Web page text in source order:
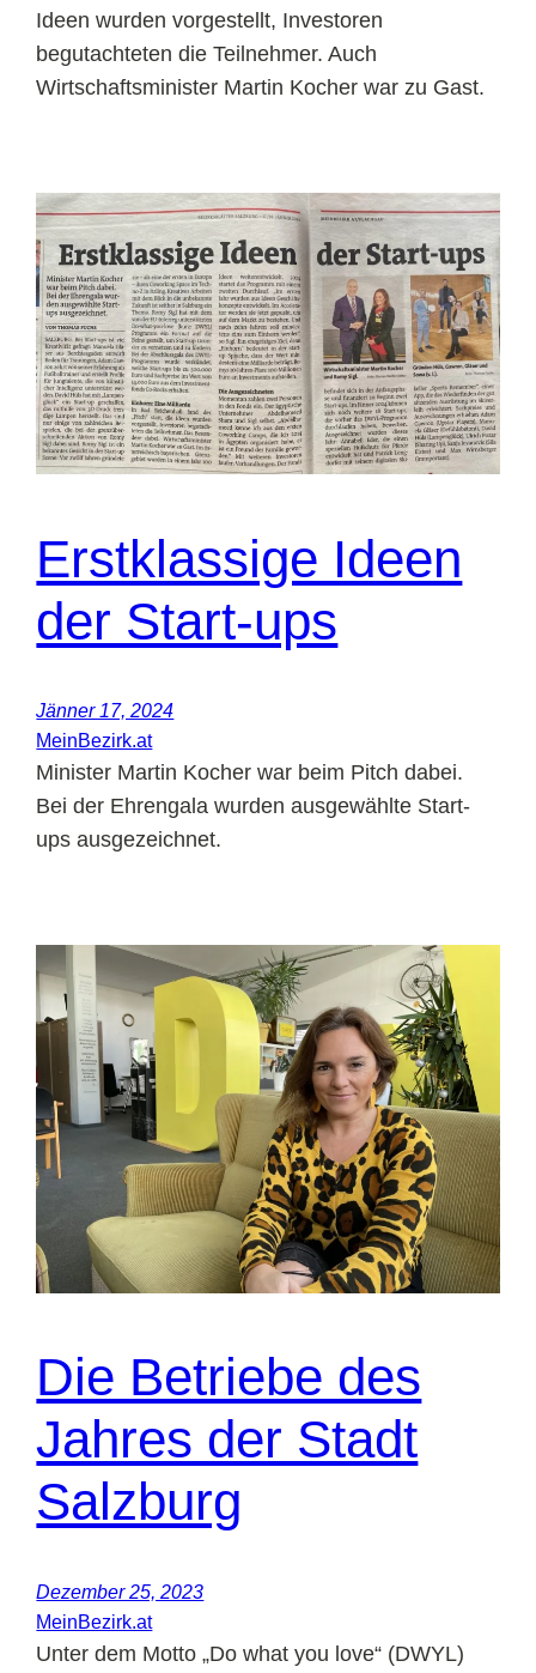
Ideen wurden vorgestellt, Investoren
begutachteten die Teilnehmer. Auch
Wirtschaftsminister Martin Kocher war zu Gast.
Erstklassige Ideen
der Start-ups
Jänner 17, 2024
MeinBezirk.at
Minister Martin Kocher war beim Pitch dabei.
Bei der Ehrengala wurden ausgewählte Start-
ups ausgezeichnet.
Die Betriebe des
Jahres der Stadt
Salzburg
Dezember 25, 2023
MeinBezirk.at
Unter dem Motto „Do what you love“ (DWYL)